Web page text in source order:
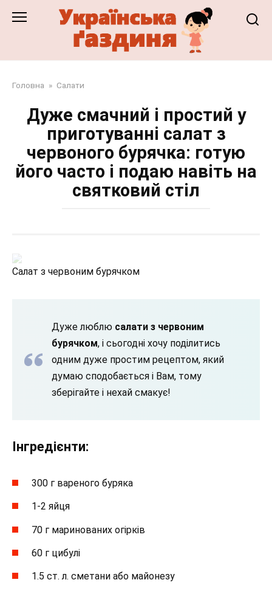
Головна » Салати
Дуже смачний і простий у
приготуванні салат з
червоного бурячка: готую
його часто і подаю навіть на
святковий стіл
Салат з червоним бурячком
Дуже люблю салати з червоним
бурячком, і сьогодні хочу поділитись
одним дуже простим рецептом, який
думаю сподобається і Вам, тому
зберігайте і нехай смакує!
Інгредієнти:
300 г вареного буряка
1-2 яйця
70 г маринованих огірків
60 г цибулі
1.5 ст. л. сметани або майонезу